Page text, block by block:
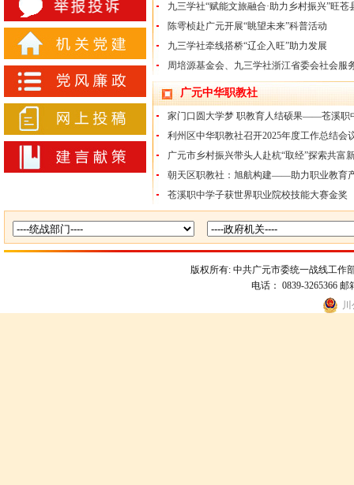
九三学社“赋能文旅融合·助力乡村振兴”旺苍
陈雩桢赴广元开展“眺望未来”科普活动
九三学社牵线搭桥“辽企入旺”助力发展
周培源基金会、九三学社浙江省委会社会服
广元中华职教社
家门口圆大学梦 职教育人结硕果——苍溪职
利州区中华职教社召开2025年度工作总结会
广元市乡村振兴带头人赴杭“取经”探索共富
朝天区职教社：旭航构建——助力职业教育
苍溪职中学子获世界职业院校技能大赛金奖
版权所有: 中共广元市委统一战线工作
电话： 0839-3265366